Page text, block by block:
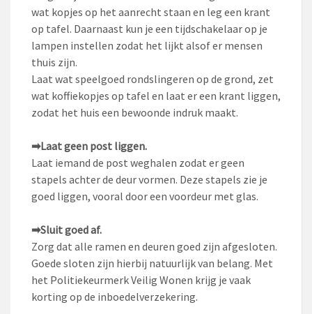
wat kopjes op het aanrecht staan en leg een krant
op tafel. Daarnaast kun je een tijdschakelaar op je
lampen instellen zodat het lijkt alsof er mensen
thuis zijn.
Laat wat speelgoed rondslingeren op de grond, zet
wat koffiekopjes op tafel en laat er een krant liggen,
zodat het huis een bewoonde indruk maakt.
➡Laat geen post liggen.
Laat iemand de post weghalen zodat er geen
stapels achter de deur vormen. Deze stapels zie je
goed liggen, vooral door een voordeur met glas.
➡Sluit goed af.
Zorg dat alle ramen en deuren goed zijn afgesloten.
Goede sloten zijn hierbij natuurlijk van belang. Met
het Politiekeurmerk Veilig Wonen krijg je vaak
korting op de inboedelverzekering.